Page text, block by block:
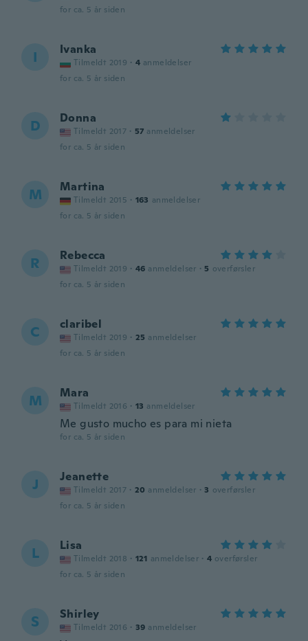
for ca. 5 år siden
I Ivanka
Tilmeldt 2019 · 4 anmeldelser
for ca. 5 år siden
D Donna
Tilmeldt 2017 · 57 anmeldelser
for ca. 5 år siden
M Martina
Tilmeldt 2015 · 163 anmeldelser
for ca. 5 år siden
R Rebecca
Tilmeldt 2019 · 46 anmeldelser · 5 overførsler
for ca. 5 år siden
C claribel
Tilmeldt 2019 · 25 anmeldelser
for ca. 5 år siden
M Mara
Tilmeldt 2016 · 13 anmeldelser
Me gusto mucho es para mi nieta
for ca. 5 år siden
J Jeanette
Tilmeldt 2017 · 20 anmeldelser · 3 overførsler
for ca. 5 år siden
L Lisa
Tilmeldt 2018 · 121 anmeldelser · 4 overførsler
for ca. 5 år siden
S Shirley
Tilmeldt 2016 · 39 anmeldelser